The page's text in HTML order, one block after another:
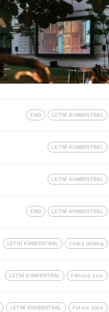
ENG LETNÍ KIN©ENTRAL
LETNÍ KIN©ENTRAL
LETNÍ KIN©ENTRAL
ENG LETNÍ KIN©ENTRAL
LETNÍ KIN©ENTRAL český dabing
LETNÍ KIN©ENTRAL Filmový kvíz
LETNÍ KIN©ENTRAL Future Gate